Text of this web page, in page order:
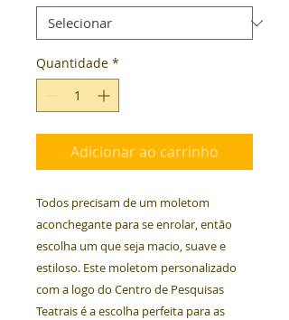
Quantidade *
Adicionar ao carrinho
Todos precisam de um moletom
aconchegante para se enrolar, então
escolha um que seja macio, suave e
estiloso. Este moletom personalizado
com a logo do Centro de Pesquisas
Teatrais é a escolha perfeita para as